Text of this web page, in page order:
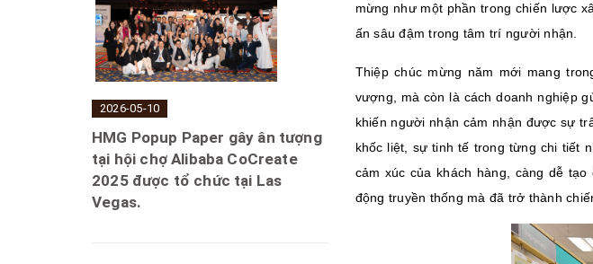
mừng như một phần trong chiến lược
ấn sâu đậm trong tâm trí người nhận.
Thiệp chúc mừng năm mới mang
vượng, mà còn là cách doanh nghiệp
khiến người nhận cảm nhận được sự
khốc liệt, sự tinh tế trong từng chi tiết
cảm xúc của khách hàng, càng dễ
động truyền thống mà đã trở thành
2026-05-10
HMG Popup Paper gây ân tượng
tại hội chợ Alibaba CoCreate
2025 được tổ chức tại Las
Vegas.